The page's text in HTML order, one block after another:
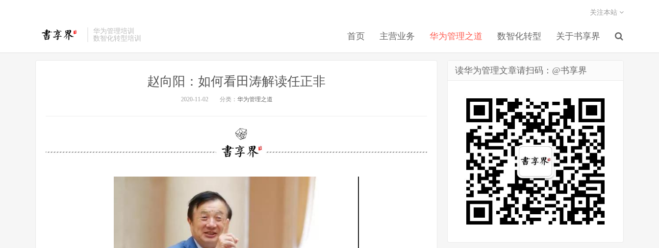
华为管理培训
数智化转型培训
首页 主营业务 华为管理之道 数智化转型 关于书享界
关注本站
赵向阳：如何看田涛解读任正非
2020-11-02 分类： 华为管理之道
读华为管理文章请扫码：@书享界